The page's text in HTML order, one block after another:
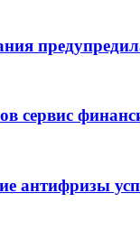
сервис
антифризы